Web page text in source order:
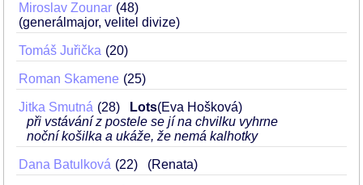
Miroslav Zounar 48
(generálmajor, velitel divize)
Tomáš Juřička 20
Roman Skamene 25
Jitka Smutná 28 Lots(Eva Hošková)
při vstávání z postele se jí na chvilku vyhrne
noční košilka a ukáže, že nemá kalhotky
Dana Batulková 22 (Renata)